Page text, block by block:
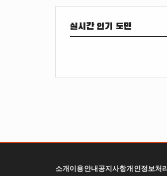
실시간 인기 도면
소개이용안내공지사항개인정보처